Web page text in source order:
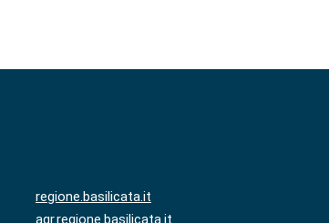
regione.basilicata.it
agr.regione.basilicata.it